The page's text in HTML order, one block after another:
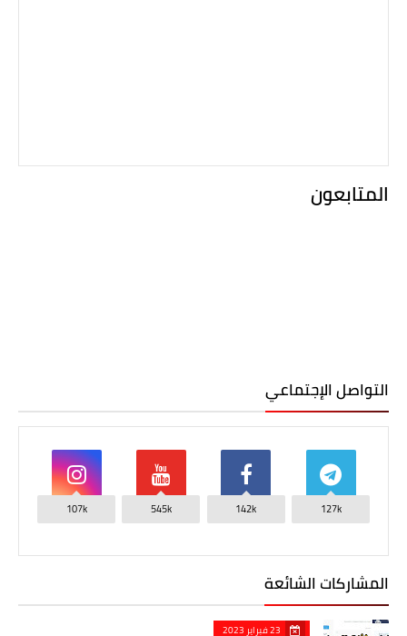
المتابعون
التواصل الإجتماعي
127k
142k
545k
107k
المشاركات الشائعة
23 فبراير 2023